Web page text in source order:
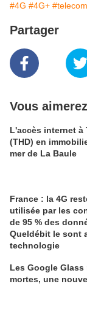
#4G #4G+ #telecom
Partager
Vous
L'accès internet à
(THD) en
mer de La Baule
France : la 4G
utilisée par les
de 95 % des
Queldébit le sont
technologie
Les Google Glass
mortes, une